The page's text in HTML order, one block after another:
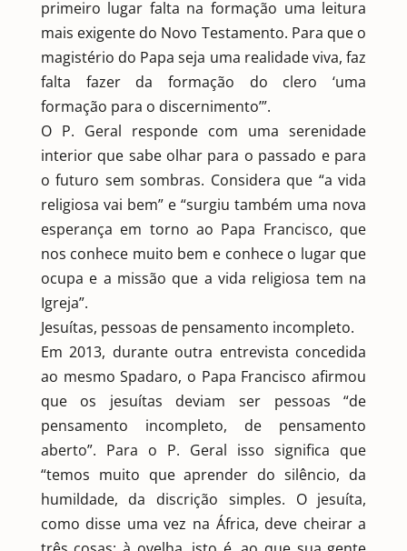
primeiro lugar falta na formação uma leitura
mais exigente do Novo Testamento. Para que o
magistério do Papa seja uma realidade viva, faz
falta fazer da formação do clero ‘uma
formação para o discernimento’”.
O P. Geral responde com uma serenidade
interior que sabe olhar para o passado e para
o futuro sem sombras. Considera que “a vida
religiosa vai bem” e “surgiu também uma nova
esperança em torno ao Papa Francisco, que
nos conhece muito bem e conhece o lugar que
ocupa e a missão que a vida religiosa tem na
Igreja”.
Jesuítas, pessoas de pensamento incompleto.
Em 2013, durante outra entrevista concedida
ao mesmo Spadaro, o Papa Francisco afirmou
que os jesuítas deviam ser pessoas “de
pensamento incompleto, de pensamento
aberto”. Para o P. Geral isso significa que
“temos muito que aprender do silêncio, da
humildade, da discrição simples. O jesuíta,
como disse uma vez na África, deve cheirar a